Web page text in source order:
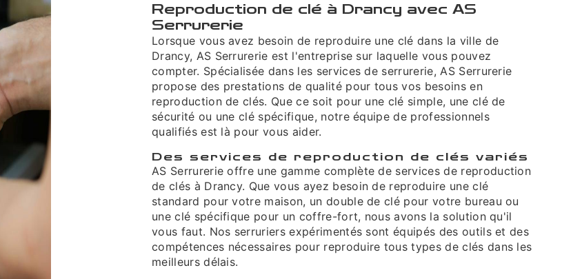
Reproduction de clé à Drancy avec AS
Serrurerie
Lorsque vous avez besoin de reproduire une clé dans la ville de
Drancy, AS Serrurerie est l'entreprise sur laquelle vous pouvez
compter. Spécialisée dans les services de serrurerie, AS Serrurerie
propose des prestations de qualité pour tous vos besoins en
reproduction de clés. Que ce soit pour une clé simple, une clé de
sécurité ou une clé spécifique, notre équipe de professionnels
qualifiés est là pour vous aider.
Des services de reproduction de clés variés
AS Serrurerie offre une gamme complète de services de reproduction
de clés à Drancy. Que vous ayez besoin de reproduire une clé
standard pour votre maison, un double de clé pour votre bureau ou
une clé spécifique pour un coffre-fort, nous avons la solution qu'il
vous faut. Nos serruriers expérimentés sont équipés des outils et des
compétences nécessaires pour reproduire tous types de clés dans les
meilleurs délais.